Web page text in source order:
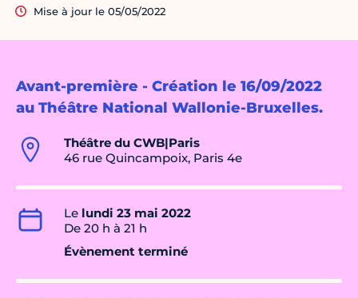
Avant-première - Création le 16/09/2022
au Théâtre National Wallonie-Bruxelles.
Théâtre du CWB|Paris
46 rue Quincampoix, Paris 4e
Le lundi 23 mai 2022
De 20 h à 21 h
Évènement terminé
Mise à jour le 05/05/2022